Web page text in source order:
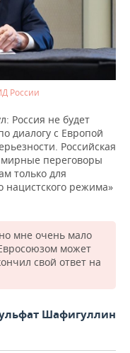
России
Россия не будет
диалогу с Европой
Российская
мирные переговоры
только для
нацистского режима»
мне очень мало
может
свой ответ на
Шафигуллин